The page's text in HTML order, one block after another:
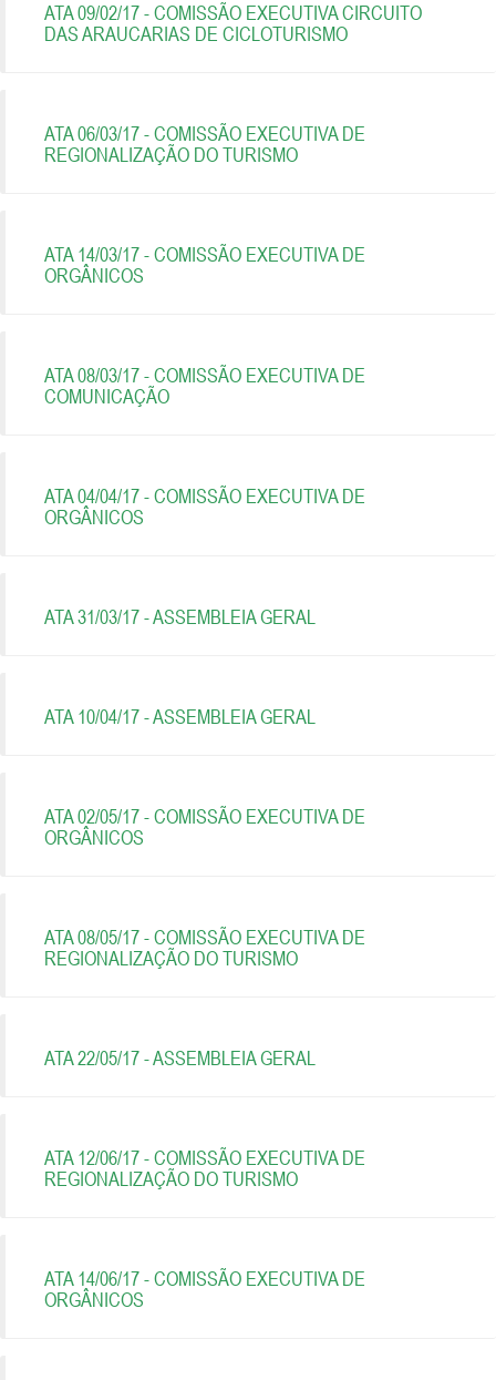
ATA 09/02/17 - COMISSÃO EXECUTIVA CIRCUITO
DAS ARAUCARIAS DE CICLOTURISMO
ATA 06/03/17 - COMISSÃO EXECUTIVA DE
REGIONALIZAÇÃO DO TURISMO
ATA 14/03/17 - COMISSÃO EXECUTIVA DE
ORGÂNICOS
ATA 08/03/17 - COMISSÃO EXECUTIVA DE
COMUNICAÇÃO
ATA 04/04/17 - COMISSÃO EXECUTIVA DE
ORGÂNICOS
ATA 31/03/17 - ASSEMBLEIA GERAL
ATA 10/04/17 - ASSEMBLEIA GERAL
ATA 02/05/17 - COMISSÃO EXECUTIVA DE
ORGÂNICOS
ATA 08/05/17 - COMISSÃO EXECUTIVA DE
REGIONALIZAÇÃO DO TURISMO
ATA 22/05/17 - ASSEMBLEIA GERAL
ATA 12/06/17 - COMISSÃO EXECUTIVA DE
REGIONALIZAÇÃO DO TURISMO
ATA 14/06/17 - COMISSÃO EXECUTIVA DE
ORGÂNICOS